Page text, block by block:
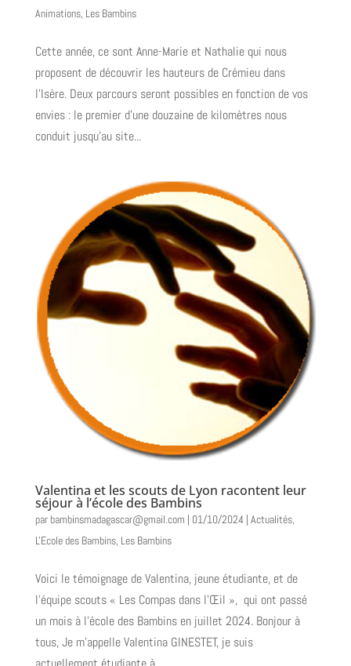
Animations, Les Bambins
Cette année, ce sont Anne-Marie et Nathalie qui nous
proposent de découvrir les hauteurs de Crémieu dans
l’Isère. Deux parcours seront possibles en fonction de vos
envies : le premier d’une douzaine de kilomètres nous
conduit jusqu’au site...
Valentina et les scouts de Lyon racontent leur
séjour à l’école des Bambins
parbambinsmadagascar@gmail.com | 01/10/2024 | Actualités,
L'Ecole des Bambins, Les Bambins
Voici le témoignage de Valentina, jeune étudiante, et de
l’équipe scouts « Les Compas dans l’Œil », qui ont passé
un mois à l’école des Bambins en juillet 2024. Bonjour à
tous, Je m’appelle Valentina GINESTET, je suis